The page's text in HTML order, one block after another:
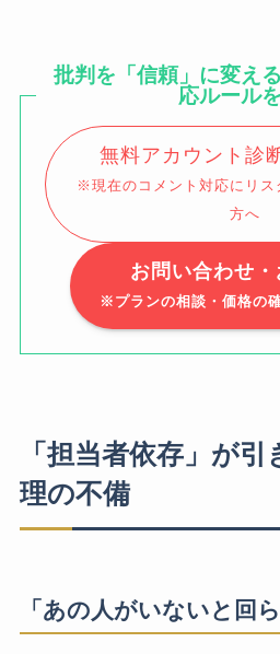
批判を「信頼」に変え
応ルール
無料アカウント診
※現在のコメント対応にリス
方へ
お問い合わせ・
※プランの相談・価格の
「担当者依存」が
理の不備
「あの人がいないと回